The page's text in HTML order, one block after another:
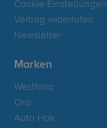
Cookie-Einstellungen
Vertrag widerrufen
Newsletter
Marken
Westfalia
Oris
Auto Hak